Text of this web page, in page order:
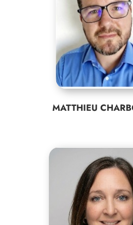
MATTHIEU